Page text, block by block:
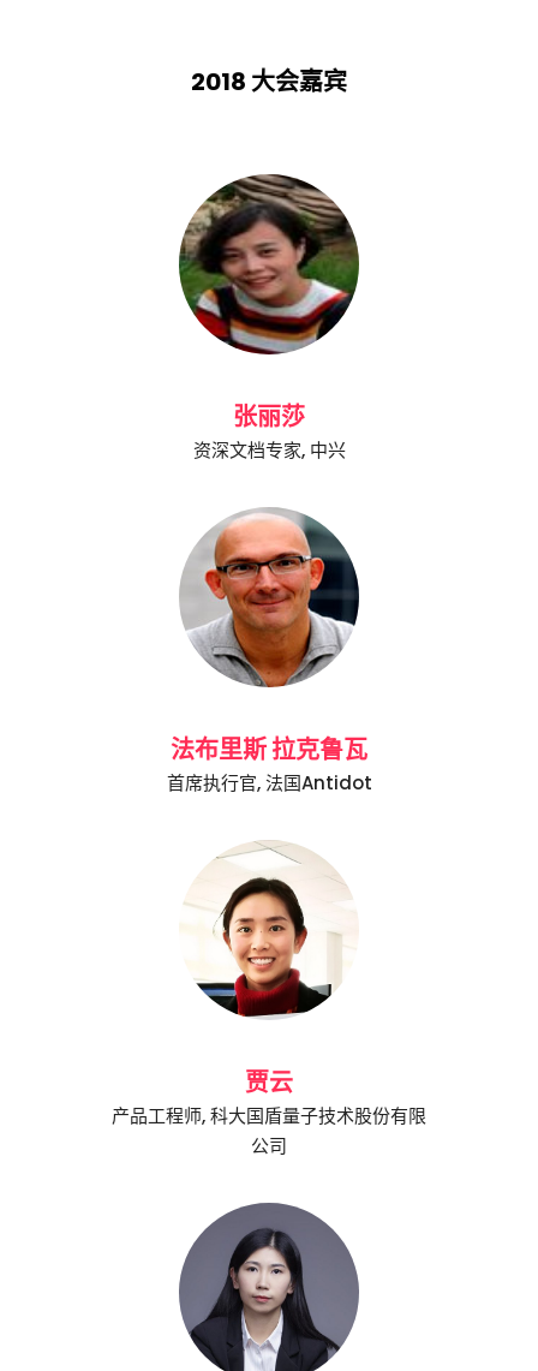
2018 大会嘉宾
张丽莎
资深文档专家, 中兴
法布里斯 拉克鲁瓦
首席执行官, 法国Antidot
贾云
产品工程师, 科大国盾量子技术股份有限
公司